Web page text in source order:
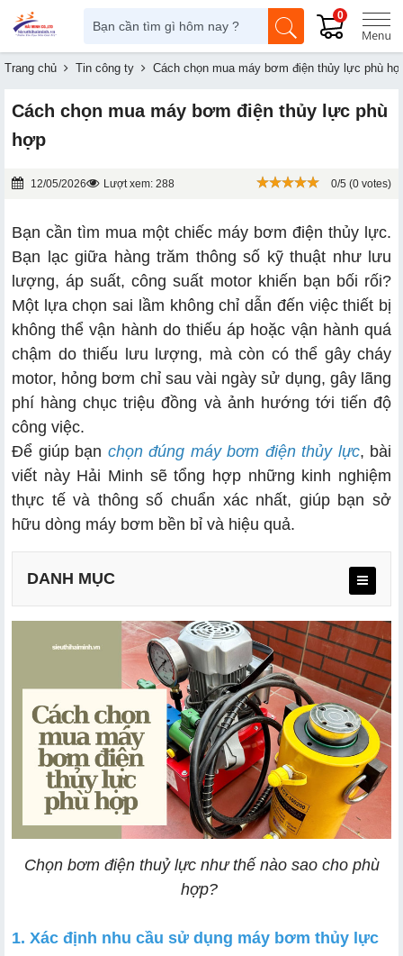
0
Trang chủ Tin công ty Cách chọn mua máy bơm điện thủy lực phù
Cách chọn mua máy bơm điện thủy lực phù
hợp
12/05/2026 Lượt xem: 288 0/5 (0 votes)
Bạn cần tìm mua một chiếc máy bơm điện thủy lực.
Bạn lạc giữa hàng trăm thông số kỹ thuật như lưu
lượng, áp suất, công suất motor khiến bạn bối rối?
Một lựa chọn sai lầm không chỉ dẫn đến việc thiết bị
không thể vận hành do thiếu áp hoặc vận hành quá
chậm do thiếu lưu lượng, mà còn có thể gây cháy
motor, hỏng bơm chỉ sau vài ngày sử dụng, gây lãng
phí hàng chục triệu đồng và ảnh hướng tới tiến độ
công việc.
Để giúp bạn chọn đúng máy bơm điện thủy lực, bài
viết này Hải Minh sẽ tổng hợp những kinh nghiệm
thực tế và thông số chuẩn xác nhất, giúp bạn sở
hữu dòng máy bơm bền bỉ và hiệu quả.
DANH MỤC
1.1. Thời gian làm việc liên tục hay ngắn hạn
1.2. Áp suất làm việc mong muốn
2.1. Lưu lượng bơm
2.2. Áp suất - Hiểu rõ 3 mức áp suất
2.3. Công suất Motor điện
3.2. Dung tích bình chứa dầu
Chọn bơm điện thuỷ lực như thế nào sao cho phù
hợp?
1. Xác định nhu cầu sử dụng máy bơm thủy lực